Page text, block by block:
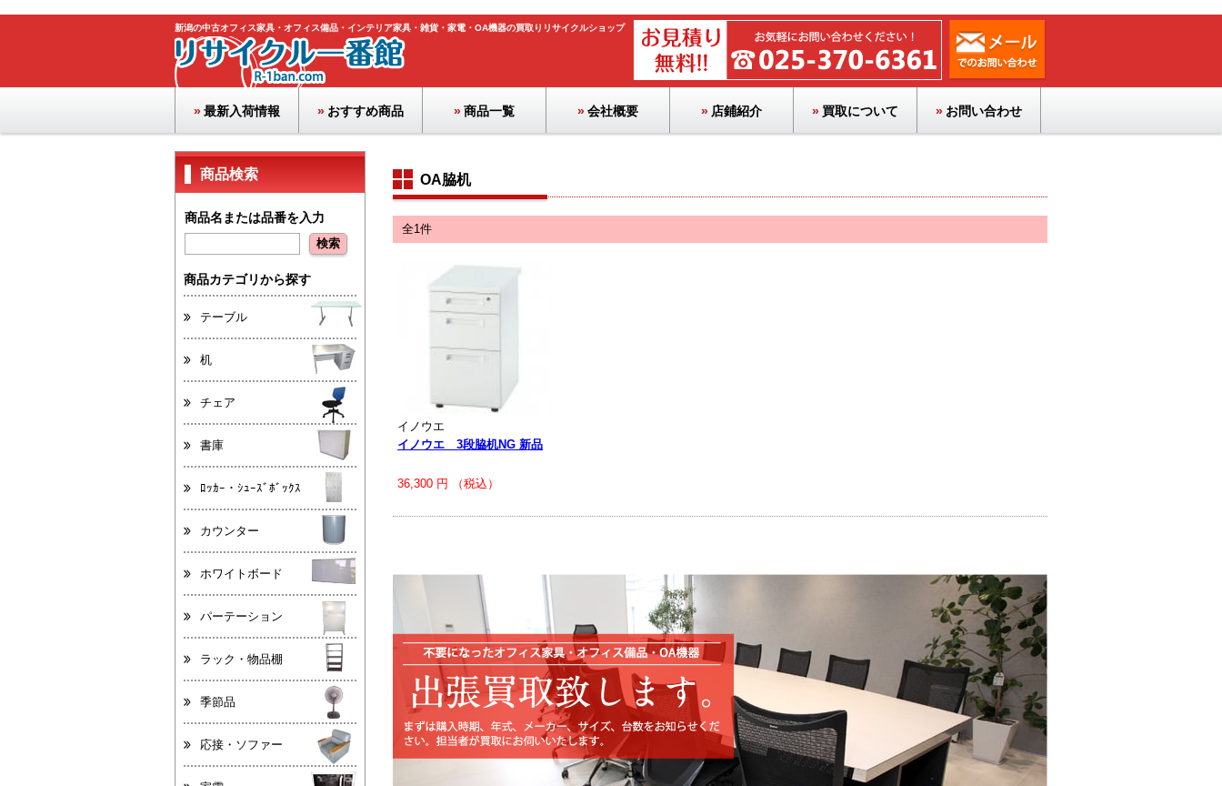
新潟の中古オフィス家具・オフィス備品・インテリア家具・雑貨・家電・OA機器の買取りリサイクルショップ
最新入荷情報 おすすめ商品 商品一覧 会社概要 店鋪紹介 買取について お問い合わせ
商品検索
商品名または品番を入力
商品カテゴリから探す
テーブル
机
チェア
書庫
ﾛｯｶｰ・ｼｭｰｽﾞﾎﾞｯｸｽ
カウンター
ホワイトボード
パーテーション
ラック・物品棚
季節品
応接・ソファー
OA脇机
全1件
イノウエ
イノウエ 3段脇机NG 新品
36,300 円 （税込）